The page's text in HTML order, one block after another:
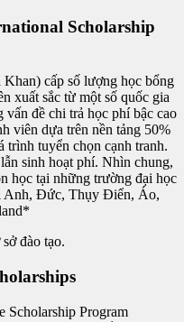
Scholarship
cấp số lượng học bổng
xuất sắc từ một số quốc gia
vấn đề chi trả học phí bậc cao
viên dựa trên nền tảng 50%
trình tuyển chọn cạnh tranh.
sinh hoạt phí. Nhìn chung,
học tại những trường đại học
Anh, Đức, Thụy Điển, Áo,
đào tạo.
Scholarship Program